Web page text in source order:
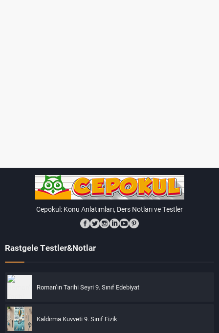
Cepokul: Konu Anlatımları, Ders Notları ve Testler
Rastgele Testler&Notlar
Roman’ın Tarihi Seyri 9. Sınıf Edebiyat
Kaldırma Kuvveti 9. Sınıf Fizik